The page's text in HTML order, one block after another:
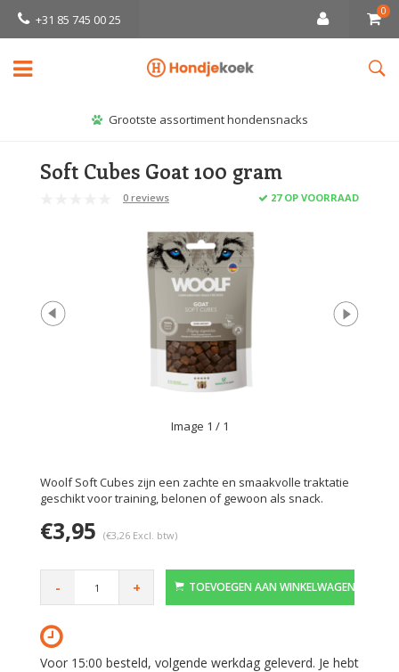
+31 85 745 00 25
0
Grootste assortiment hondensnacks
Soft Cubes Goat 100 gram
0 reviews 27 OP VOORRAAD
Image 1 / 1
Woolf Soft Cubes zijn een zachte en smaakvolle traktatie
geschikt voor training, belonen of gewoon als snack.
€3,95 (€3,26 Excl. btw)
- + TOEVOEGEN AAN WINKELWAGEN
Voor 15:00 besteld, volgende werkdag geleverd. Je hebt